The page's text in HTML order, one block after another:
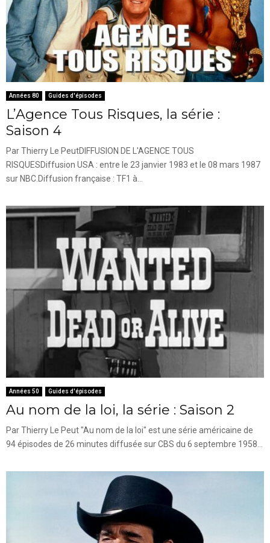
Années 80 Guides d'épisodes
L’Agence Tous Risques, la série :
Saison 4
Par Thierry Le PeutDIFFUSION DE L'AGENCE TOUS
RISQUESDiffusion USA : entre le 23 janvier 1983 et le 08 mars 1987
sur NBC.Diffusion française : TF1 à...
Années 50 Guides d'épisodes
Au nom de la loi, la série : Saison 2
Par Thierry Le Peut "Au nom de la loi" est une série américaine de
94 épisodes de 26 minutes diffusée sur CBS du 6 septembre 1958...